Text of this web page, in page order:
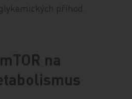
příhod.
na